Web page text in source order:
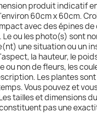
produit indicatif en
60cm x 60cm.
avec des épines
Le ou les photo(s) sont
une situation ou un
la hauteur, le
ou non de fleurs, les
Les plantes
Vous pouvez et
tailles et dimensions
pas une